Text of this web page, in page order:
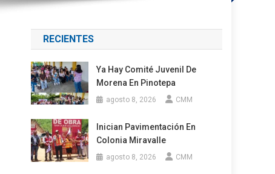
RECIENTES
Ya Hay Comité Juvenil De
Morena En Pinotepa
agosto 8, 2026 CMM
Inician Pavimentación En
Colonia Miravalle
agosto 8, 2026 CMM